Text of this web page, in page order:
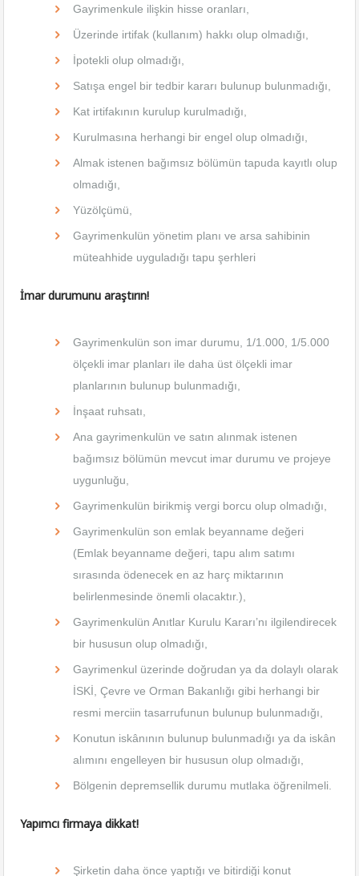
Gayrimenkule ilişkin hisse oranları,
Üzerinde irtifak (kullanım) hakkı olup olmadığı,
İpotekli olup olmadığı,
Satışa engel bir tedbir kararı bulunup bulunmadığı,
Kat irtifakının kurulup kurulmadığı,
Kurulmasına herhangi bir engel olup olmadığı,
Almak istenen bağımsız bölümün tapuda kayıtlı olup
olmadığı,
Yüzölçümü,
Gayrimenkulün yönetim planı ve arsa sahibinin
müteahhide uyguladığı tapu şerhleri
İmar durumunu araştırın!
Gayrimenkulün son imar durumu, 1/1.000, 1/5.000
ölçekli imar planları ile daha üst ölçekli imar
planlarının bulunup bulunmadığı,
İnşaat ruhsatı,
Ana gayrimenkulün ve satın alınmak istenen
bağımsız bölümün mevcut imar durumu ve projeye
uygunluğu,
Gayrimenkulün birikmiş vergi borcu olup olmadığı,
Gayrimenkulün son emlak beyanname değeri
(Emlak beyanname değeri, tapu alım satımı
sırasında ödenecek en az harç miktarının
belirlenmesinde önemli olacaktır.),
Gayrimenkulün Anıtlar Kurulu Kararı’nı ilgilendirecek
bir hususun olup olmadığı,
Gayrimenkul üzerinde doğrudan ya da dolaylı olarak
İSKİ, Çevre ve Orman Bakanlığı gibi herhangi bir
resmi merciin tasarrufunun bulunup bulunmadığı,
Konutun iskânının bulunup bulunmadığı ya da iskân
alımını engelleyen bir hususun olup olmadığı,
Bölgenin depremsellik durumu mutlaka öğrenilmeli.
Yapımcı firmaya dikkat!
Şirketin daha önce yaptığı ve bitirdiği konut